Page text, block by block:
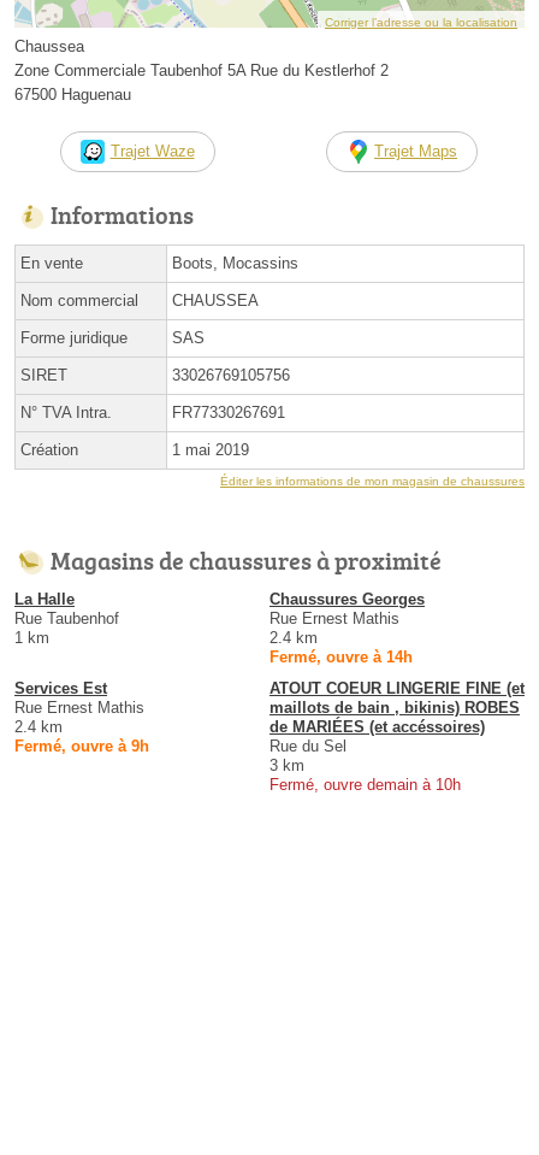
Corriger l’adresse ou la localisation
Chaussea
Zone Commerciale Taubenhof 5A Rue du Kestlerhof 2
67500 Haguenau
Trajet Waze Trajet Maps
Informations
En vente Boots, Mocassins
Nom commercial CHAUSSEA
Forme juridique SAS
SIRET 33026769105756
N° TVA Intra. FR77330267691
Création 1 mai 2019
Éditer les informations de mon magasin de chaussures
Magasins de chaussures à proximité
La Halle
Rue Taubenhof
1 km
Chaussures Georges
Rue Ernest Mathis
2.4 km
Fermé, ouvre à 14h
Services Est
Rue Ernest Mathis
2.4 km
Fermé, ouvre à 9h
ATOUT COEUR LINGERIE FINE (et
maillots de bain , bikinis) ROBES
de MARIÉES (et accéssoires)
Rue du Sel
3 km
Fermé, ouvre demain à 10h